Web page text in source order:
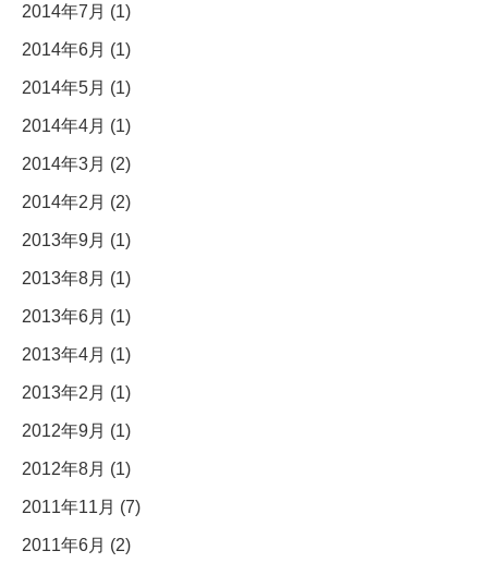
2014年7月 (1)
2014年6月 (1)
2014年5月 (1)
2014年4月 (1)
2014年3月 (2)
2014年2月 (2)
2013年9月 (1)
2013年8月 (1)
2013年6月 (1)
2013年4月 (1)
2013年2月 (1)
2012年9月 (1)
2012年8月 (1)
2011年11月 (7)
2011年6月 (2)